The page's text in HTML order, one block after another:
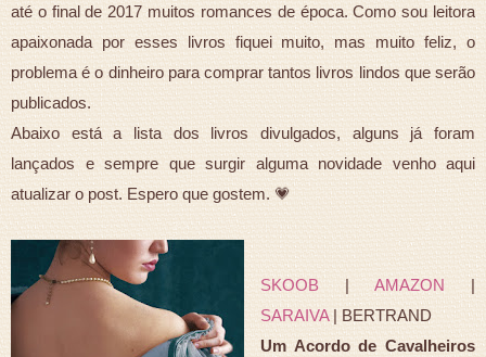
até o final de 2017 muitos romances de época. Como sou leitora
apaixonada por esses livros fiquei muito, mas muito feliz, o
problema é o dinheiro para comprar tantos livros lindos que serão
publicados.
Abaixo está a lista dos livros divulgados, alguns já foram
lançados e sempre que surgir alguma novidade venho aqui
atualizar o post. Espero que gostem. 💗
SKOOB|AMAZON |
SARAIVA| BERTRAND
Um Acordo de Cavalheiros